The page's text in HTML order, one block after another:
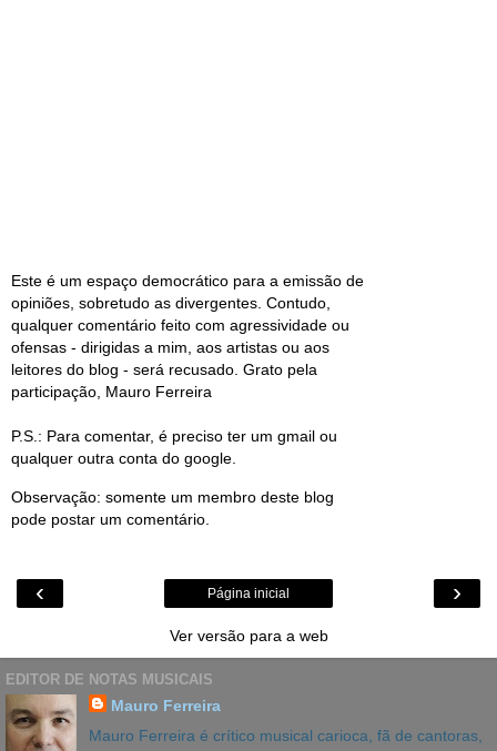
Este é um espaço democrático para a emissão de
opiniões, sobretudo as divergentes. Contudo,
qualquer comentário feito com agressividade ou
ofensas - dirigidas a mim, aos artistas ou aos
leitores do blog - será recusado. Grato pela
participação, Mauro Ferreira
P.S.: Para comentar, é preciso ter um gmail ou
qualquer outra conta do google.
Observação: somente um membro deste blog
pode postar um comentário.
‹ ›
Página inicial
Ver versão para a web
EDITOR DE NOTAS MUSICAIS
Mauro Ferreira
Mauro Ferreira é crítico musical carioca, fã de cantoras,